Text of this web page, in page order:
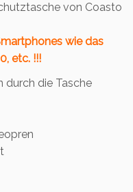
von Coasto
wie das
etc. !!!
durch die Tasche